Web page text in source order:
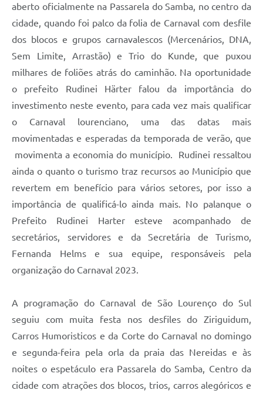
aberto oficialmente na Passarela do Samba, no centro da
cidade, quando foi palco da folia de Carnaval com desfile
dos blocos e grupos carnavalescos (Mercenários, DNA,
Sem Limite, Arrastão) e Trio do Kunde, que puxou
milhares de foliões atrás do caminhão. Na oportunidade
o prefeito Rudinei Härter falou da importância do
investimento neste evento, para cada vez mais qualificar
o Carnaval lourenciano, uma das datas mais
movimentadas e esperadas da temporada de verão, que
movimenta a economia do município. Rudinei ressaltou
ainda o quanto o turismo traz recursos ao Município que
revertem em benefício para vários setores, por isso a
importância de qualificá-lo ainda mais. No palanque o
Prefeito Rudinei Harter esteve acompanhado de
secretários, servidores e da Secretária de Turismo,
Fernanda Helms e sua equipe, responsáveis pela
organização do Carnaval 2023.
A programação do Carnaval de São Lourenço do Sul
seguiu com muita festa nos desfiles do Ziriguidum,
Carros Humoristicos e da Corte do Carnaval no domingo
e segunda-feira pela orla da praia das Nereidas e às
noites o espetáculo era Passarela do Samba, Centro da
cidade com atrações dos blocos, trios, carros alegóricos e